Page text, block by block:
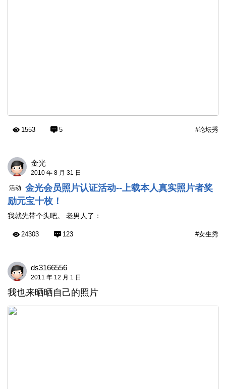
#论坛秀
1553 5
金光
2010 年 8 月 31 日
活动
金光会员照片认证活动--上载本人真实照片者奖
励元宝十枚！
我就先带个头吧。 老男人了：
#女生秀
24303 123
ds3166556
2011 年 12 月 1 日
我也来晒晒自己的照片